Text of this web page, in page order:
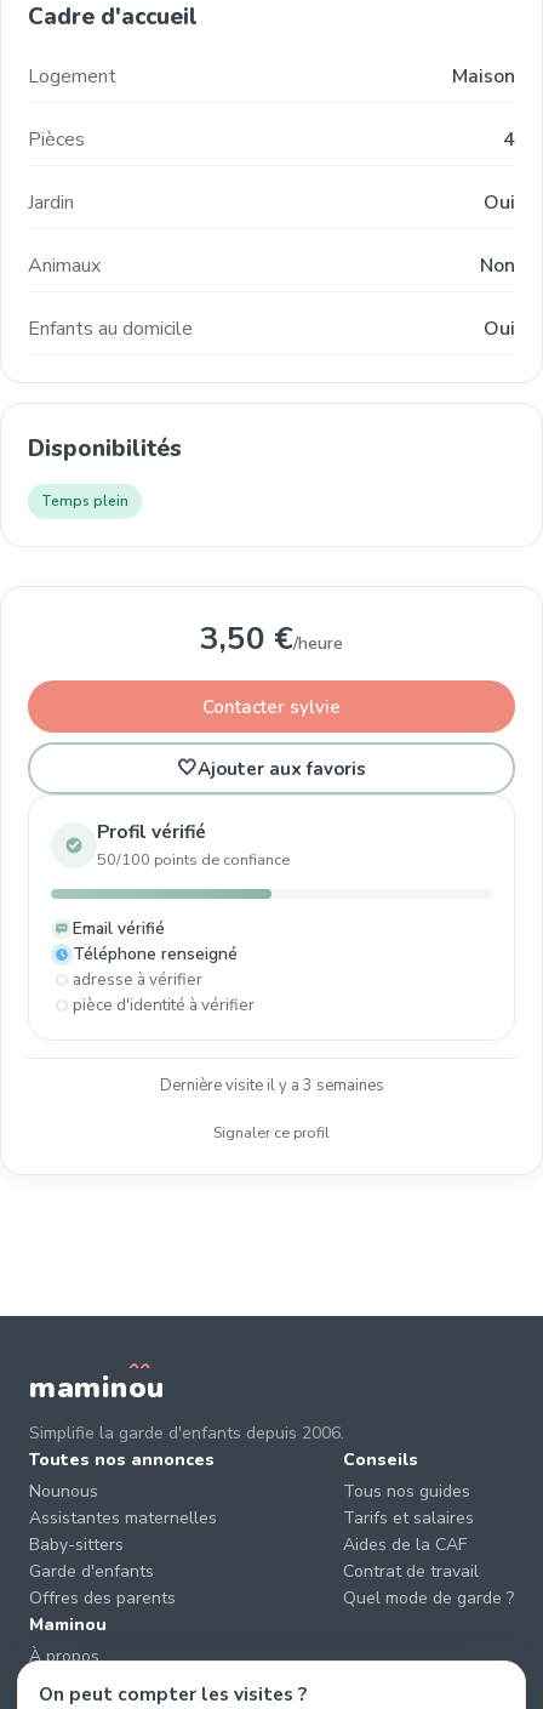
Cadre d'accueil
Logement Maison
Pièces 4
Jardin Oui
Animaux Non
Enfants au domicile Oui
Disponibilités
Temps plein
3,50 €/heure
Contacter sylvie
🤍Ajouter aux favoris
Profil vérifié
50/100 points de confiance
Email vérifié
Téléphone renseigné
adresse à vérifier
pièce d'identité à vérifier
Dernière visite il y a 3 semaines
Signaler ce profil
maminou
Simplifie la garde d'enfants depuis 2006.
Toutes nos annonces
Nounous
Assistantes maternelles
Baby-sitters
Garde d'enfants
Offres des parents
Conseils
Tous nos guides
Tarifs et salaires
Aides de la CAF
Contrat de travail
Quel mode de garde ?
Maminou
À propos
Nous contacter
On peut compter les visites ?